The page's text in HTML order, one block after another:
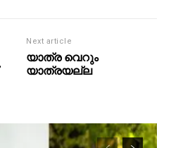
Next article
യാത്ര വെറും
യാത്രയല്ല